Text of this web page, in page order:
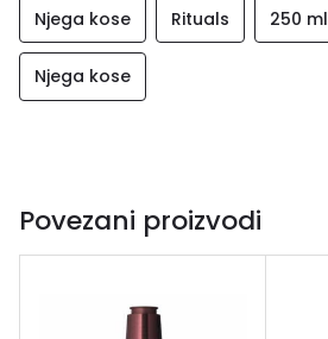
Njega kose Rituals 250 ml
Njega kose
Povezani proizvodi